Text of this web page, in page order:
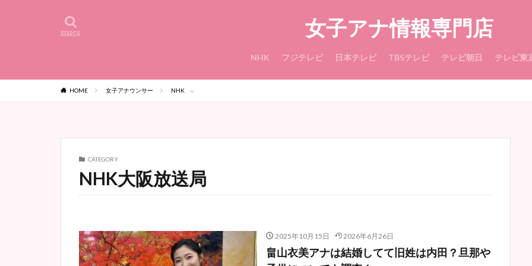
女子アナ情報専門店
NHK フジテレビ 日本テレビ TBSテレビ テレビ朝日 テレビ東
HOME 女子アナウンサー NHK
CATEGORY
NHK大阪放送局
2025年10月15日 2026年6月26日
畠山衣美アナは結婚してて旧姓は内田？旦那や